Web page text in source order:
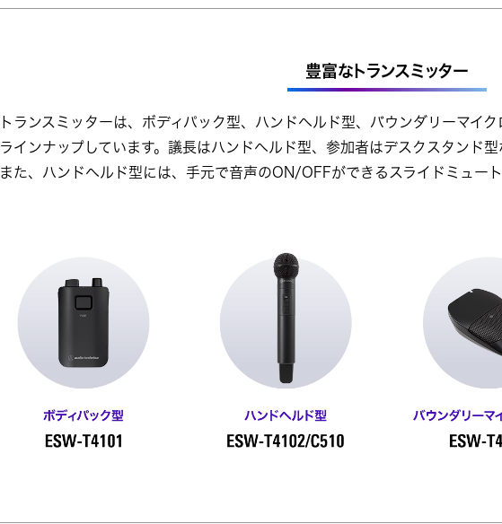
豊富なトランスミッター
トランスミッターは、ボディパック型、ハンドヘルド型、バウンダリーマイ
ラインナップしています。議長はハンドヘルド型、参加者はデスクスタンド
また、ハンドヘルド型には、手元で音声のON/OFFができるスライドミュート